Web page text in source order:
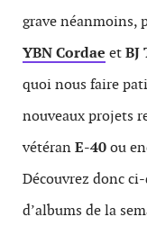
grave néanmoins,
YBN Cordae etBJ
quoi nous faire
nouveaux projets
vétéranE-40ou
Découvrez donc
d’albums de la